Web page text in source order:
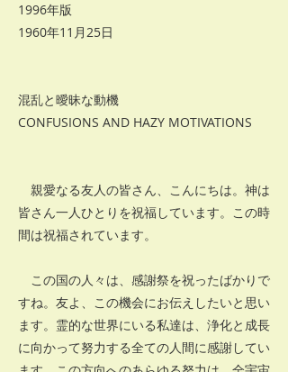
1996年版
1960年11月25日
混乱と曖昧な動機
CONFUSIONS AND HAZY MOTIVATIONS
親愛なる友人の皆さん、こんにちは。神は
皆さん一人ひとりを祝福しています。この時
間は祝福されています。
この国の人々は、感謝祭を祝ったばかりで
すね。友よ、この機会にお伝えしたいと思い
ます。霊的な世界にいる私達は、浄化と成長
に向かって努力する全ての人間に感謝してい